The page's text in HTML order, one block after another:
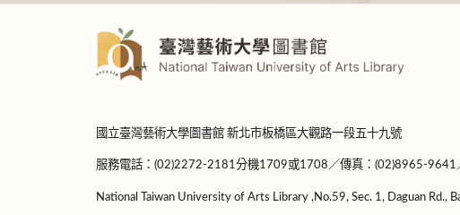
國立臺灣藝術大學圖書館 新北市板橋區大觀路一段五十九號
服務電話：(02)2272-2181分機1709或1708／傳真：(02)8965-9641
National Taiwan University of Arts Library ,No.59, Sec. 1, Daguan Rd.,